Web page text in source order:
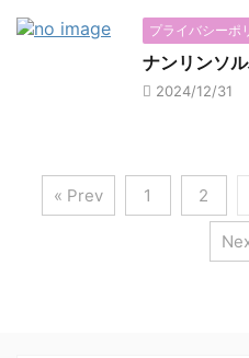
プライバシーポ
ナンリンソ
2024/12/31
« Prev 1 2